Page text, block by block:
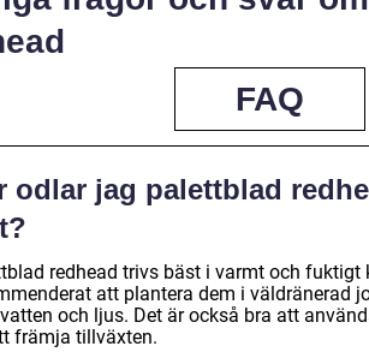
FAQ
odlar jag palettblad
redhead trivs bäst i varmt och fuktigt
att plantera dem i väldränerad
och ljus. Det är också bra att
främja tillväxten.